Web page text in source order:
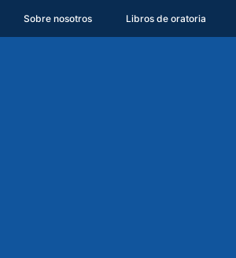
Sobre nosotros Libros de oratoria